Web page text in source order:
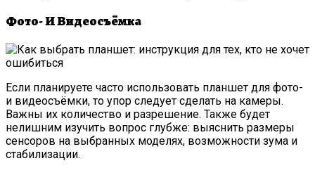
Фото- И Видеосъёмка
Если планируете часто использовать планшет для фото-
и видеосъёмки, то упор следует сделать на камеры.
Важны их количество и разрешение. Также будет
нелишним изучить вопрос глубже: выяснить размеры
сенсоров на выбранных моделях, возможности зума и
стабилизации.